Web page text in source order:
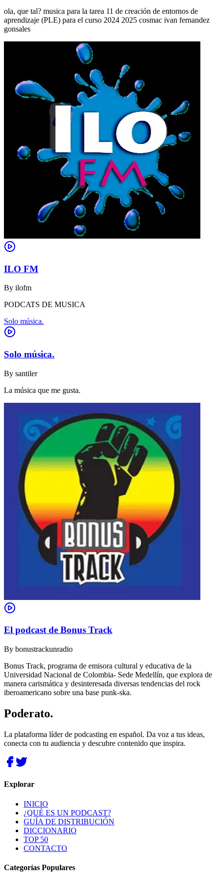
ola, que tal? musica para la tarea 11 de creación de entornos de
aprendizaje (PLE) para el curso 2024 2025 cosmac ivan fernandez
gonsales
ILO FM
By ilofm
PODCATS DE MUSICA
Solo música.
Solo música.
By santiler
La música que me gusta.
El podcast de Bonus Track
By bonustrackunradio
Bonus Track, programa de emisora cultural y educativa de la
Universidad Nacional de Colombia- Sede Medellín, que explora de
manera carismática y desinteresada diversas tendencias del rock
iberoamericano sobre una base punk-ska.
Poderato.
La plataforma líder de podcasting en español. Da voz a tus ideas,
conecta con tu audiencia y descubre contenido que inspira.
Explorar
INICIO
¿QUÉ ES UN PODCAST?
GUÍA DE DISTRIBUCIÓN
DICCIONARIO
TOP 50
CONTACTO
Categorías Populares